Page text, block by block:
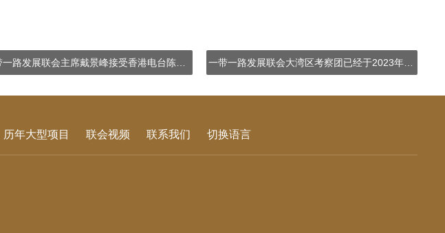
一带一路发展联会大湾区考察团已经于2023年10月17-20日举行
历年大型项目 联会视频 联系我们 切换语言